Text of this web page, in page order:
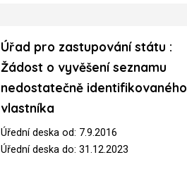
Úřad pro zastupování státu :
Žádost o vyvěšení seznamu
nedostatečně identifikovaného
vlastníka
Úřední deska od: 7.9.2016
Úřední deska do: 31.12.2023